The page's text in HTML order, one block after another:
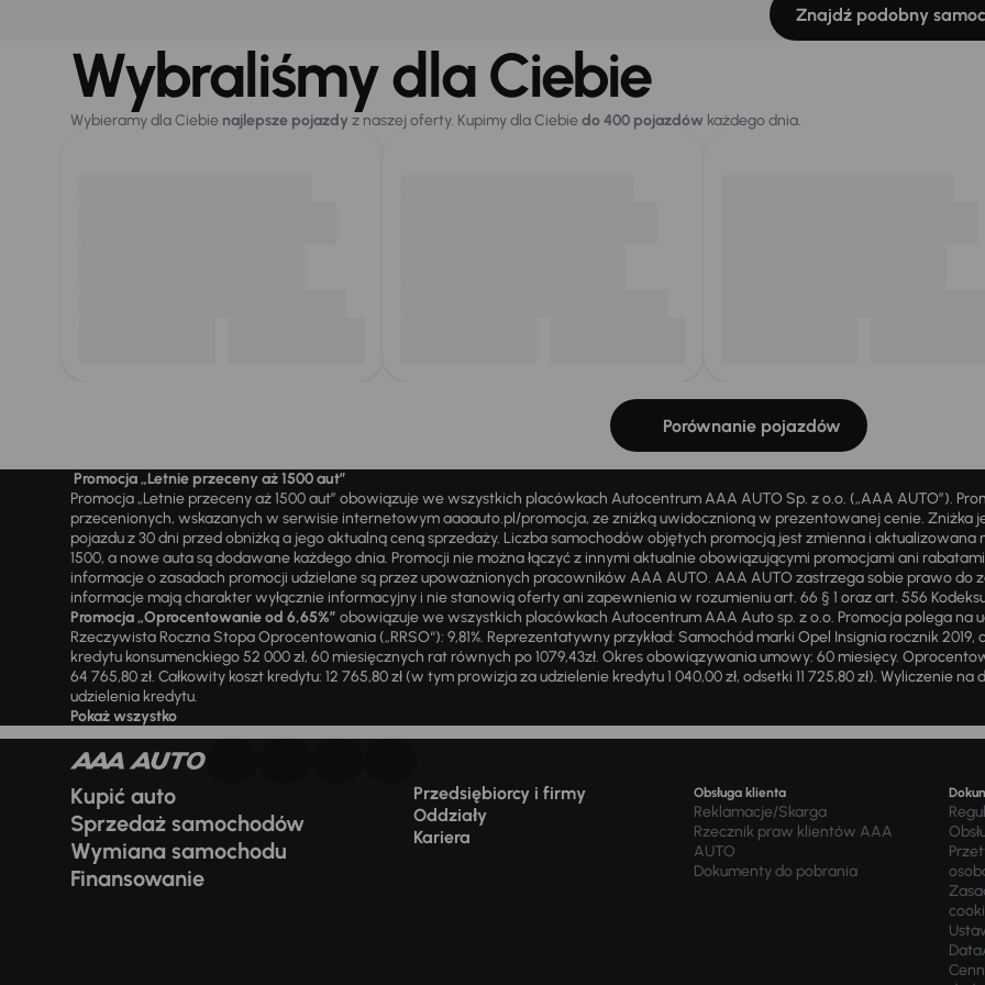
Znajdź podobny
Wybraliśmy dla Ciebie
Wybieramy dla Ciebie najlepsze pojazdy z naszej oferty. Kupimy dla Ciebiedo 400 pojazdów każdego dnia.
Porównanie pojazdów
Promocja „Letnie przeceny aż 1500 aut”
Promocja „Letnie przeceny aż 1500 aut” obowiązuje we wszystkich placówkach Autocentrum AAA AUTO Sp. z o.o. („AAA AUTO”).
przecenionych, wskazanych w serwisie internetowym aaaauto.pl/promocja, ze zniżką uwidocznioną w prezentowanej cenie. Zniżka
pojazdu z 30 dni przed obniżką a jego aktualną ceną sprzedaży. Liczba samochodów objętych promocją jest zmienna i
1500, a nowe auta są dodawane każdego dnia. Promocji nie można łączyć z innymi aktualnie obowiązującymi promocjami ani
informacje o zasadach promocji udzielane są przez upoważnionych pracowników AAA AUTO. AAA AUTO zastrzega sobie prawo
informacje mają charakter wyłącznie informacyjny i nie stanowią oferty ani zapewnienia w rozumieniu art. 66 § 1 oraz art. 556
Promocja „Oprocentowanie od 6,65%” obowiązuje we wszystkich placówkach Autocentrum AAA Auto sp. z o.o. Promocja polega na
Rzeczywista Roczna Stopa Oprocentowania („RRSO“): 9,81%. Reprezentatywny przykład: Samochód marki Opel Insignia rocznik 2019,
kredytu konsumenckiego 52 000 zł, 60 miesięcznych rat równych po 1079,43zł. Okres obowiązywania umowy: 60 miesięcy.
64 765,80 zł. Całkowity koszt kredytu: 12 765,80 zł (w tym prowizja za udzielenie kredytu 1 040,00 zł, odsetki 11 725,80 zł). Wyliczenie
udzielenia kredytu.
Pokaż wszystko
Kupić auto
Sprzedaż samochodów
Wymiana samochodu
Finansowanie
Przedsiębiorcy i firmy
Oddziały
Kariera
Obsługa klienta
Reklamacje/Skarga
Rzecznik praw klientów AAA
AUTO
Dokumenty do pobrania